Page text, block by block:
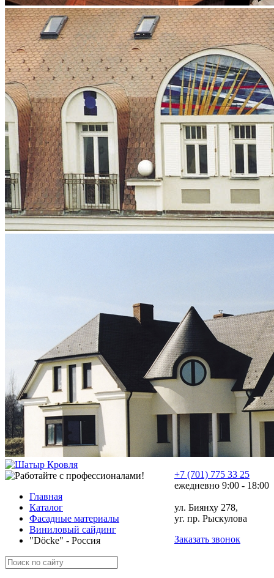
+7 (701) 775 33 25
ежедневно 9:00 - 18:00
ул. Биянху 278,
уг. пр. Рыскулова
Заказать звонок
Главная
Каталог
Фасадные материалы
Виниловый сайдинг
"Döcke" - Россия